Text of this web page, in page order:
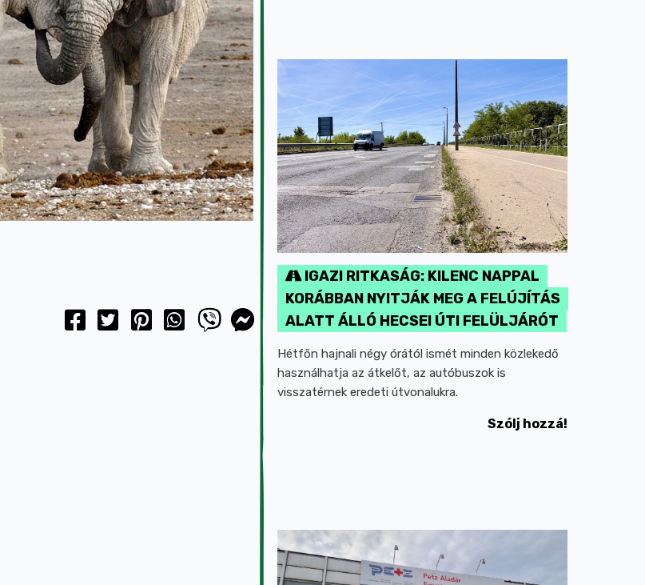
IGAZI RITKASÁG: KILENC NAPPAL
KORÁBBAN NYITJÁK MEG A FELÚJÍTÁS
ALATT ÁLLÓ HECSEI ÚTI FELÜLJÁRÓT
Hétfőn hajnali négy órától ismét minden közlekedő
használhatja az átkelőt, az autóbuszok is
visszatérnek eredeti útvonalukra.
Szólj hozzá!